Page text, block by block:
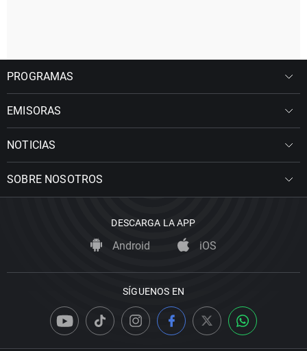
PROGRAMAS
EMISORAS
NOTICIAS
SOBRE NOSOTROS
DESCARGA LA APP
Android iOS
SÍGUENOS EN